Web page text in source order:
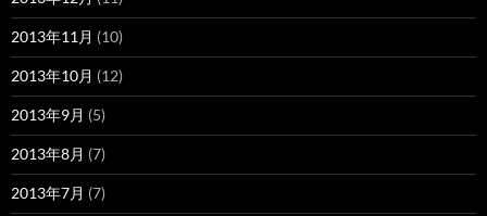
2013年11月 (10)
2013年10月 (12)
2013年9月 (5)
2013年8月 (7)
2013年7月 (7)